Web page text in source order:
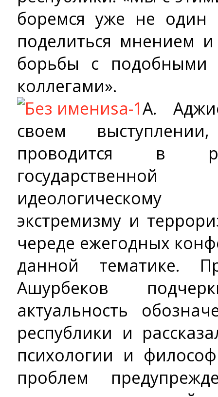
боремся уже не один
поделиться мнением
борьбы с
коллегами».
А.
своем
проводится в
экстремизму и
череде ежегодных
данной тематике.
Ашурбеков
актуальность
республики и
психологии и
проблем